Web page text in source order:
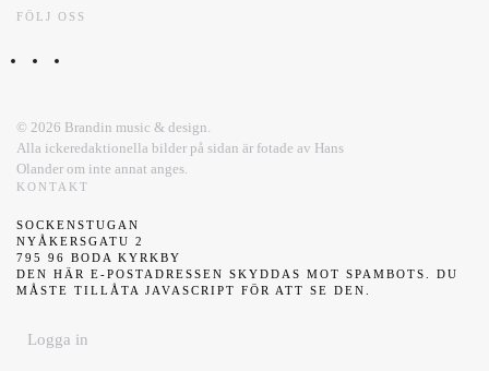
FÖLJ OSS
© 2026 Brandin music & design.
Alla ickeredaktionella bilder på sidan är fotade av Hans
Olander om inte annat anges.
KONTAKT
SOCKENSTUGAN
NYÅKERSGATU 2
795 96 BODA KYRKBY
DEN HÄR E-POSTADRESSEN SKYDDAS MOT SPAMBOTS. DU
MÅSTE TILLÅTA JAVASCRIPT FÖR ATT SE DEN.
Logga in